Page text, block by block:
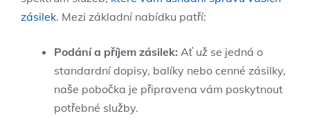
zásilek. Mezi základní nabídku patří:
Podání a příjem zásilek: Ať už se jedná o
standardní dopisy, balíky nebo cenné zásilky,
naše pobočka je připravena vám poskytnout
potřebné služby.